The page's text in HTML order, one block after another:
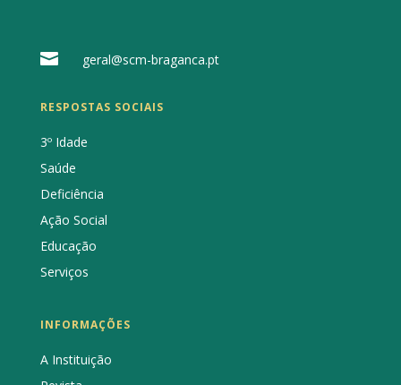
 geral@scm-braganca.pt
RESPOSTAS SOCIAIS
3º Idade
Saúde
Deficiência
Ação Social
Educação
Serviços
INFORMAÇÕES
A Instituição